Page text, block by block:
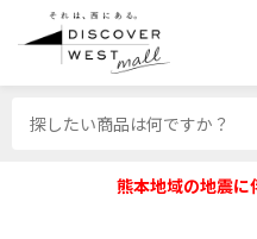
熊本地域の地震に